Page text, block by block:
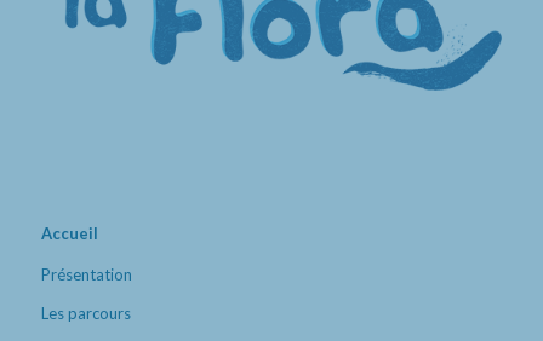
Accueil
Présentation
Les parcours